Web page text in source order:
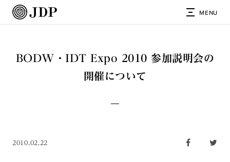
MENU
BODW・IDT Expo 2010 参加説明会の
開催について
2010.02.22